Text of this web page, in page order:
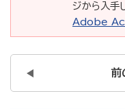
ジから入手
Adobe
前